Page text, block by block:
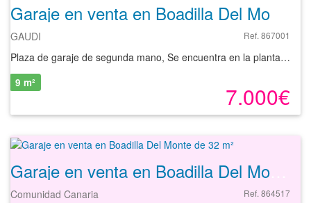
GAUDI Ref. 867001
Plaza de garaje de segunda mano, Se encuentra en la planta sótano de un edificio de cuatro plantas sobre rasante, y una planta bajo rasante, con ascensor y portería. Situado en la localidad de Boadilla del Monte, provincia de Madrid. Boadilla del Monte cuenta con todos los servicios, supermercados, centros educativos, polideportivo, y muy bien comunicado para poder desplazarse tanto en autobús o coche, ya que tiene acceso a M-50, M-501, M-513 y M-516. El inmueble está muy próximo al Parque Regional Cuenca Alta del Manzanares. Se trata de un inmueble proindiviso, con un 65% del pleno dominio.
7.000€
9 m²
Comunidad Canaria Ref. 864517